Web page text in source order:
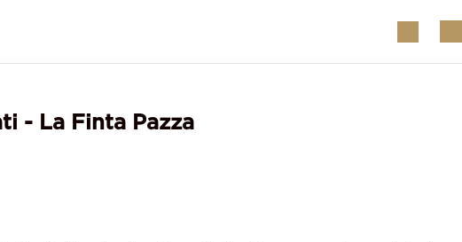
- La Finta Pazza